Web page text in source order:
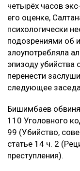
четырёх часов
его оценке,
психологически
подозрениями об
злоупотребляла
эпизоду убийства
перенести
следующее
Бишимбаев
110 Уголовного
99 (Убийство,
статье 14 ч. 2
преступления).